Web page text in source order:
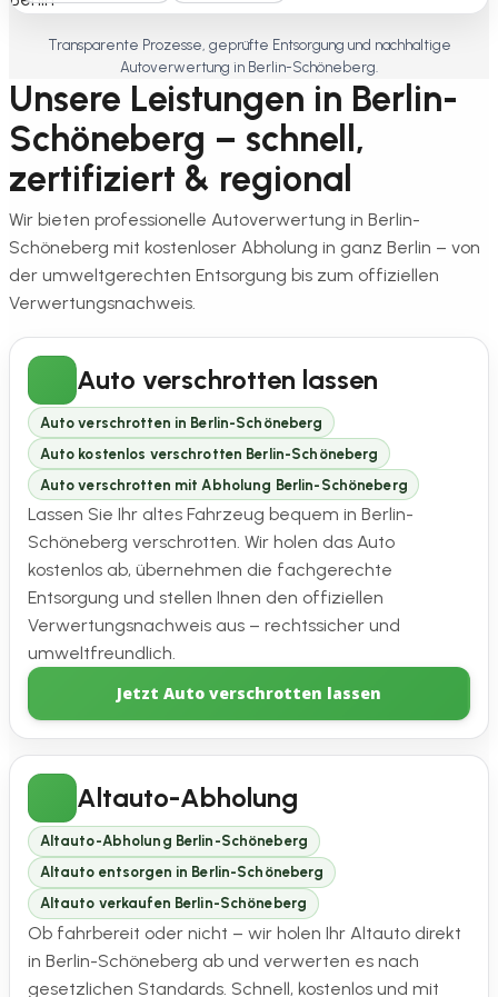
Transparente Prozesse, geprüfte Entsorgung und nachhaltige
Autoverwertung in Berlin-Schöneberg.
Unsere Leistungen in Berlin-
Schöneberg – schnell,
zertifiziert & regional
Wir bieten professionelle Autoverwertung in Berlin-
Schöneberg mit kostenloser Abholung in ganz Berlin – von
der umweltgerechten Entsorgung bis zum offiziellen
Verwertungsnachweis.
Auto verschrotten lassen
Auto verschrotten in Berlin-Schöneberg
Auto kostenlos verschrotten Berlin-Schöneberg
Auto verschrotten mit Abholung Berlin-Schöneberg
Lassen Sie Ihr altes Fahrzeug bequem in Berlin-
Schöneberg verschrotten. Wir holen das Auto
kostenlos ab, übernehmen die fachgerechte
Entsorgung und stellen Ihnen den offiziellen
Verwertungsnachweis aus – rechtssicher und
umweltfreundlich.
Jetzt Auto verschrotten lassen
Altauto-Abholung
Altauto-Abholung Berlin-Schöneberg
Altauto entsorgen in Berlin-Schöneberg
Altauto verkaufen Berlin-Schöneberg
Ob fahrbereit oder nicht – wir holen Ihr Altauto direkt
in Berlin-Schöneberg ab und verwerten es nach
gesetzlichen Standards. Schnell, kostenlos und mit